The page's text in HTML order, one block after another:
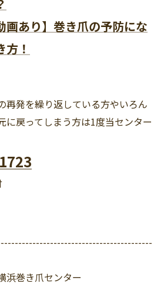
画あり】巻き爪の予防にな
！
再発を繰り返している方やいろん
に戻ってしまう方は1度当センター
巻き爪センター